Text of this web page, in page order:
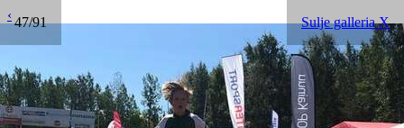
47/91 Sulje galleria X
‹